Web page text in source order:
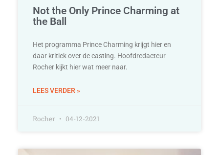
Not the Only Prince Charming at
the Ball
Het programma Prince Charming krijgt hier en
daar kritiek over de casting. Hoofdredacteur
Rocher kijkt hier wat meer naar.
LEES VERDER »
Rocher 04-12-2021